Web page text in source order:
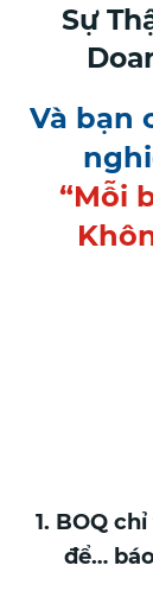
Sự
Và bạn
“Mỗi
1. BOQ
để…